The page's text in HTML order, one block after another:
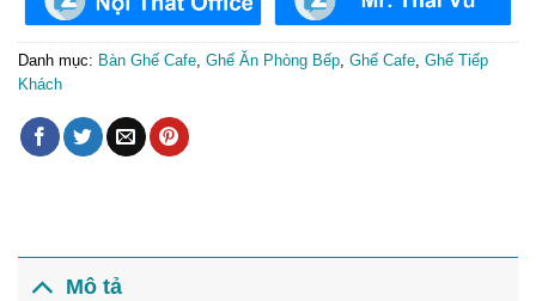
Danh mục: Bàn Ghế Cafe Ghế Ăn Phòng Bếp Ghế Cafe Ghế Tiếp
Khách
Mô tả